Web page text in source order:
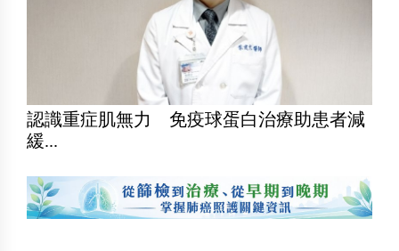
認識重症肌無力 免疫球蛋白治療助患者減
緩...